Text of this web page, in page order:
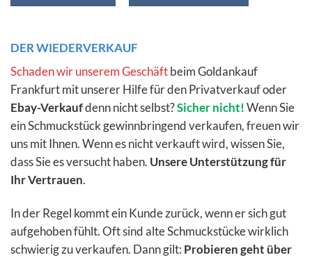
DER WIEDERVERKAUF
Schaden wir unserem Geschäftbeim Goldankauf
Frankfurt mit unserer Hilfe für den Privatverkauf oder
Ebay-Verkaufdenn nicht selbst?Sicher nicht!Wenn Sie
ein Schmuckstück gewinnbringend verkaufen, freuen wir
uns mit Ihnen. Wenn es nicht verkauft wird, wissen Sie,
dass Sie es versucht haben. Unsere Unterstützung für
Ihr Vertrauen.
In der Regel kommt ein Kunde zurück, wenn er sich gut
aufgehoben fühlt. Oft sind alte Schmuckstücke wirklich
schwierig zu verkaufen. Dann gilt: Probieren geht über